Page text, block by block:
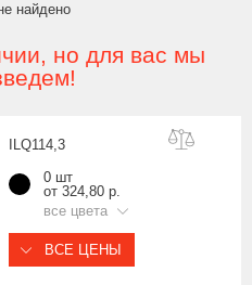
найдено
но для вас мы
ILQ114,3
0 шт
от 324,80 р.
все цвета
ВСЕ ЦЕНЫ